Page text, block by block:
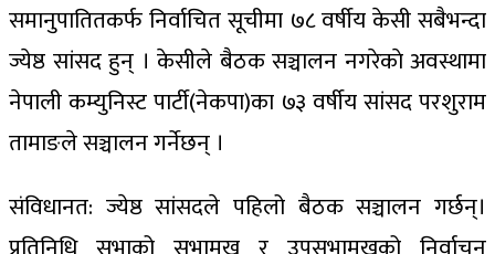
समानुपातितकर्फ निर्वाचित सूचीमा ७८ वर्षीय केसी सबैभन्दा
ज्येष्ठ सांसद हुन् । केसीले बैठक सञ्चालन नगरेकाे अवस्थामा
नेपाली कम्युनिस्ट पार्टी(नेकपा)का ७३ वर्षीय सांसद परशुराम
तामाङले सञ्चालन गर्नेछन् ।
संविधानत: ज्येष्ठ सांसदले पहिलो बैठक सञ्चालन गर्छन्।